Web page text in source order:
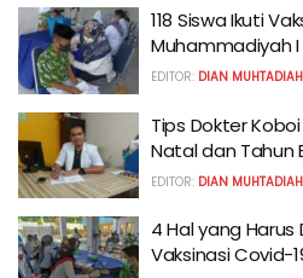
118 Siswa Ikuti
Muhammadiyah
EDITOR: DIAN
Tips Dokter
Natal dan Tahun
EDITOR: DIAN
4 Hal yang
Vaksinasi Covid-